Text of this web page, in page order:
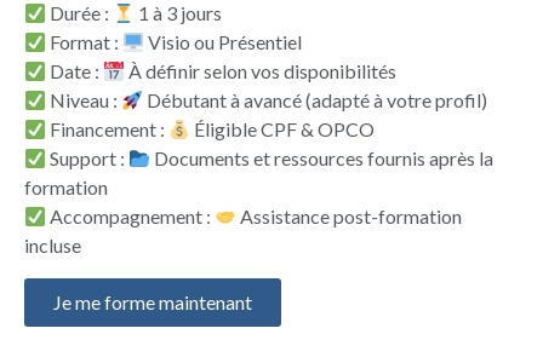
Durée :
1 à 3 jours
Format :
Visio ou Présentiel
Date :
À définir selon vos disponibilités
Niveau :
Débutant à avancé (adapté à votre profil)
Financement :
Éligible CPF & OPCO
Support :
Documents et ressources fournis après la
formation
Accompagnement :
Assistance post-formation
incluse
Je me forme maintenant